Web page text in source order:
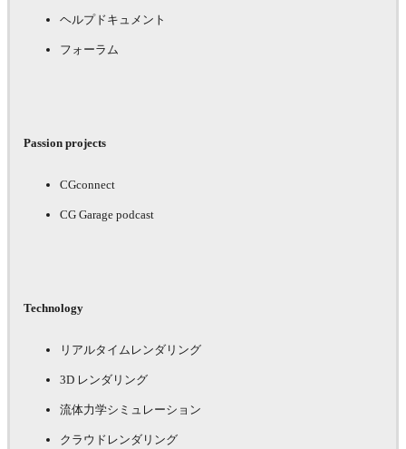
ヘルプドキュメント
フォーラム
Passion projects
CGconnect
CG Garage podcast
Technology
リアルタイムレンダリング
3D レンダリング
流体力学シミュレーション
クラウドレンダリング